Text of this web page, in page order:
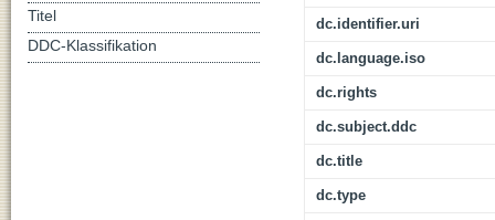
dc.identifier.uri
dc.language.iso
dc.rights
dc.subject.ddc
dc.title
dc.type
Titel
DDC-Klassifikation